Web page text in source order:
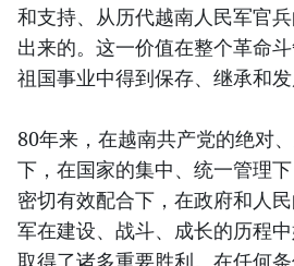
和支持、从历代越南人民军官
出来的。这一价值在整个革命
祖国事业中得到保存、继承和发
80年来，在越南共产党的绝对
下，在国家的集中、统一管理
密切有效配合下，在政府和人
军在建设、战斗、成长的历程
取得了诸多重要胜利。在任何